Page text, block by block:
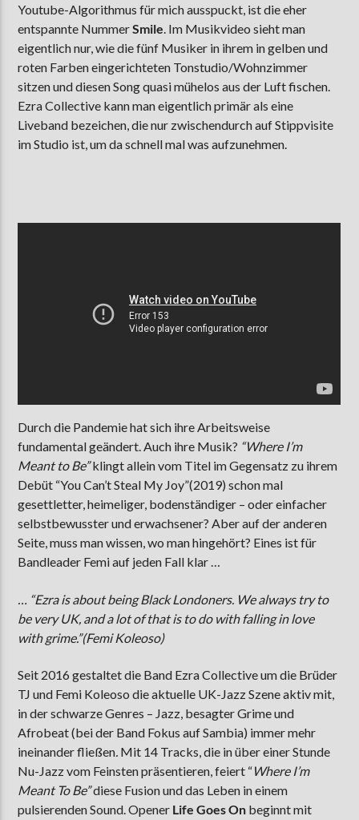
Youtube-Algorithmus für mich ausspuckt, ist die eher
entspannte NummerSmile. Im Musikvideo sieht man
eigentlich nur, wie die fünf Musiker in ihrem in gelben und
roten Farben eingerichteten Tonstudio/Wohnzimmer
sitzen und diesen Song quasi mühelos aus der Luft fischen.
Ezra Collective kann man eigentlich primär als eine
Liveband bezeichen, die nur zwischendurch auf Stippvisite
im Studio ist, um da schnell mal was aufzunehmen.
Durch die Pandemie hat sich ihre Arbeitsweise
fundamental geändert. Auch ihre Musik? “Where I’m
Meant to Be”klingt allein vom Titel im Gegensatz zu ihrem
Debüt “You Can’t Steal My Joy”(2019) schon mal
gesettletter, heimeliger, bodenständiger – oder einfacher
selbstbewusster und erwachsener? Aber auf der anderen
Seite, muss man wissen, wo man hingehört? Eines ist für
Bandleader Femi auf jeden Fall klar …
… “Ezra is about being Black Londoners. We always try to
be very UK, and a lot of that is to do with falling in love
with grime.”(Femi Koleoso)
Seit 2016 gestaltet die Band Ezra Collective um die Brüder
TJ und Femi Koleoso die aktuelle UK-Jazz Szene aktiv mit,
in der schwarze Genres – Jazz, besagter Grime und
Afrobeat (bei der Band Fokus auf Sambia) immer mehr
ineinander fließen. Mit 14 Tracks, die in über einer Stunde
Nu-Jazz vom Feinsten präsentieren, feiert “Where I’m
Meant To Be”diese Fusion und das Leben in einem
pulsierenden Sound. Opener Life Goes On beginnt mit